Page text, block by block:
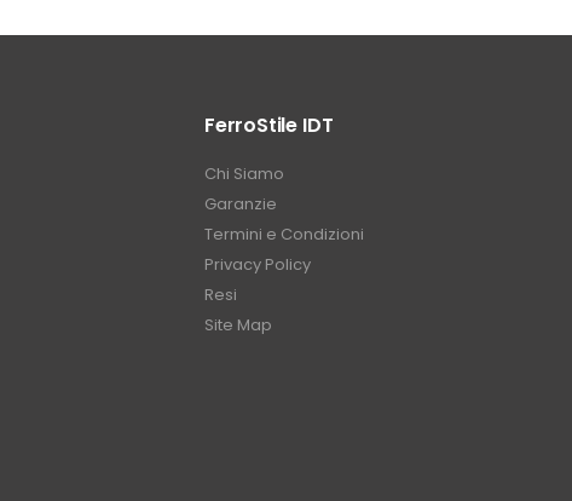
FerroStile IDT
Chi Siamo
Garanzie
Termini e Condizioni
Privacy Policy
Resi
Site Map